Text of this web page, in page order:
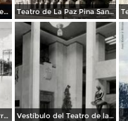
La Alameda. ( Circulada el 11 de Septiembre de 1923 ). Teatro de La Paz Pina San Luis Potosí.
Paso subterráneo del ferrocarril Vestíbulo del Teatro de la Paz